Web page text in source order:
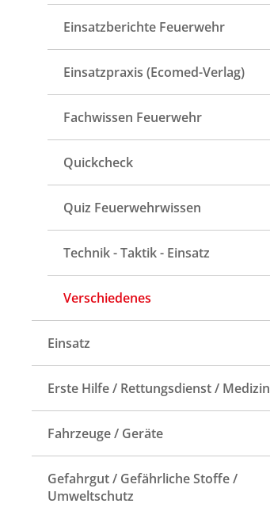
Einsatzberichte Feuerwehr
Einsatzpraxis (Ecomed-Verlag)
Fachwissen Feuerwehr
Quickcheck
Quiz Feuerwehrwissen
Technik - Taktik - Einsatz
Verschiedenes
Einsatz
Erste Hilfe / Rettungsdienst / Medizin
Fahrzeuge / Geräte
Gefahrgut / Gefährliche Stoffe /
Umweltschutz